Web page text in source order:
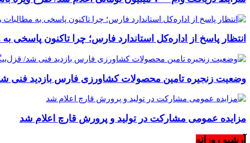
انتظار پاسخ از اداره‌کل استاندارد فارس؛ چرا تاکنون پاسخی
وضعیت زنجیره تامین محصولات کشاورزی فارس بازدید فنی
مزایده عمومی مشارکت در تولید و پرورش قارچ اعلام شد
آرشیو روزانه